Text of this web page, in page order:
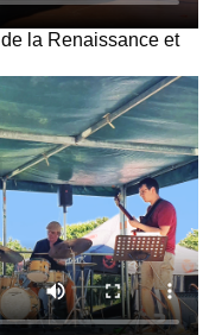
la Renaissance et